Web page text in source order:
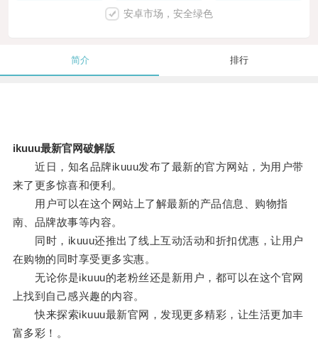
安卓市场，安全绿色
简介 排行
ikuuu最新官网破解版
近日，知名品牌ikuuu发布了最新的官方网站，为用户带
来了更多惊喜和便利。
用户可以在这个网站上了解最新的产品信息、购物指
南、品牌故事等内容。
同时，ikuuu还推出了线上互动活动和折扣优惠，让用户
在购物的同时享受更多实惠。
无论你是ikuuu的老粉丝还是新用户，都可以在这个官网
上找到自己感兴趣的内容。
快来探索ikuuu最新官网，发现更多精彩，让生活更加丰
富多彩！。